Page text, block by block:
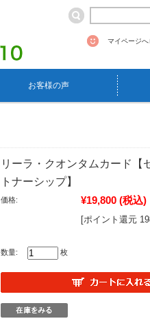
マイページへ
お客様の声
リーラ・クオンタムカード【
トナーシップ】
価格: ¥19,800 (税込)
[ポイント還元
数量: 枚